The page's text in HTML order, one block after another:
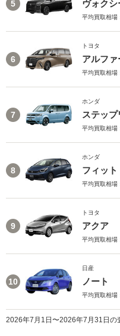
5 ヴォクシ
平均買取相場
6
トヨタ
アルファ
平均買取相場
7
ホンダ
ステッ
平均買取相場
8
ホンダ
フィット
平均買取相場
9
トヨタ
アクア
平均買取相場
10
日産
ノート
平均買取相場
2026年7月1日〜2026年7月31日の